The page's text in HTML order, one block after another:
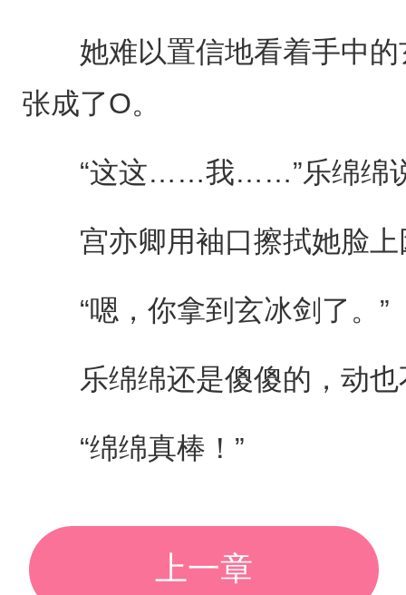
她难以置信地看着手中的
张成了O。
“这这……我……”乐绵绵说
宫亦卿用袖口擦拭她脸上
“嗯，你拿到玄冰剑了。”
乐绵绵还是傻傻的，动也
“绵绵真棒！”
上一章